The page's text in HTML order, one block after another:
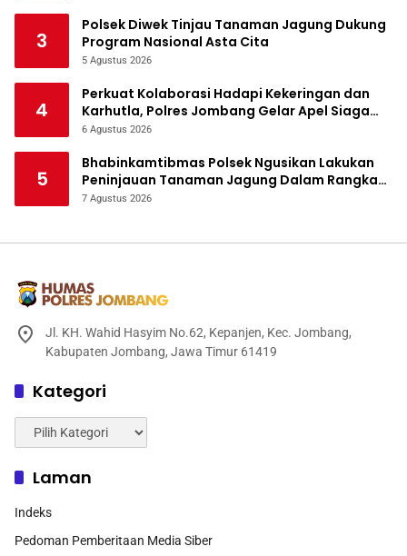
3
Polsek Diwek Tinjau Tanaman Jagung Dukung
Program Nasional Asta Cita
5 Agustus 2026
4
Perkuat Kolaborasi Hadapi Kekeringan dan
Karhutla, Polres Jombang Gelar Apel Siaga
Bencana
6 Agustus 2026
5
Bhabinkamtibmas Polsek Ngusikan Lakukan
Peninjauan Tanaman Jagung Dalam Rangka
Mendukung Ketahanan Pangan
7 Agustus 2026
Jl. KH. Wahid Hasyim No.62, Kepanjen, Kec. Jombang,
Kabupaten Jombang, Jawa Timur 61419
Kategori
Kategori
Laman
Indeks
Pedoman Pemberitaan Media Siber